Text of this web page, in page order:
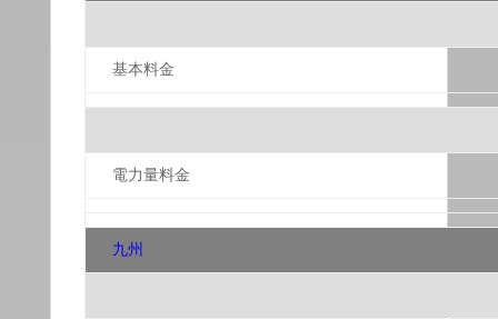
基本料金
電力量料金
九州